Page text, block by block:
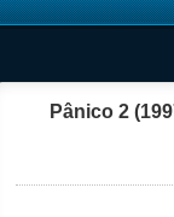
Pânico 2